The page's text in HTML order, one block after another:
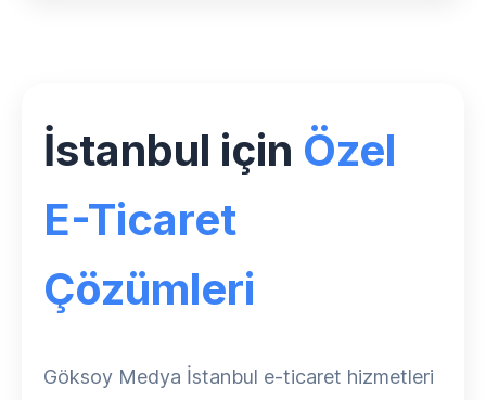
İstanbul için Özel
E-Ticaret
Çözümleri
Göksoy Medya İstanbul e-ticaret hizmetleri